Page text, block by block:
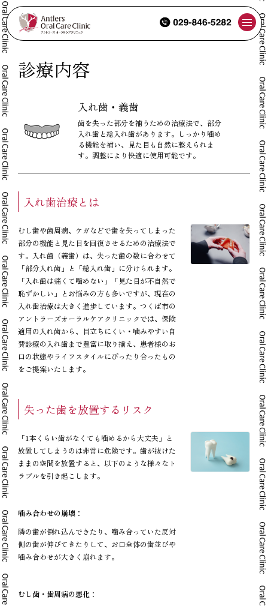
つくばの歯医者でしっかり噛める喜びを｜アントラーズの入れ歯・義歯治療
診療内容
入れ歯・義歯
歯を失った部分を補うための治療法で、部分
入れ歯と総入れ歯があります。しっかり噛め
る機能を補い、見た目も自然に整えられま
す。調整により快適に使用可能です。
入れ歯治療とは
むし歯や歯周病、ケガなどで歯を失ってしまった
部分の機能と見た目を回復させるための治療法で
す。入れ歯（義歯）は、失った歯の数に合わせて
「部分入れ歯」と「総入れ歯」に分けられます。
「入れ歯は痛くて噛めない」「見た目が不自然で
恥ずかしい」とお悩みの方も多いですが、現在の
入れ歯治療は大きく進歩しています。つくば市の
アントラーズオーラルケアクリニックでは、保険
適用の入れ歯から、目立ちにくい・噛みやすい自
費診療の入れ歯まで豊富に取り揃え、患者様のお
口の状態やライフスタイルにぴったり合ったもの
をご提案いたします。
失った歯を放置するリスク
「1本くらい歯がなくても噛めるから大丈夫」と
放置してしまうのは非常に危険です。歯が抜けた
ままの空間を放置すると、以下のような様々なト
ラブルを引き起こします。
噛み合わせの崩壊：
隣の歯が倒れ込んできたり、噛み合っていた反対
側の歯が伸びてきたりして、お口全体の歯並びや
噛み合わせが大きく崩れます。
むし歯・歯周病の悪化：